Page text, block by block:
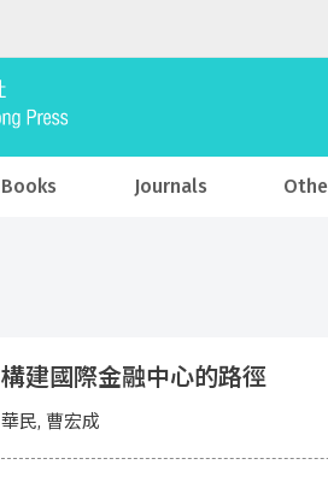
Books Journals
構建國際金融中心的路徑
華民, 曹宏成